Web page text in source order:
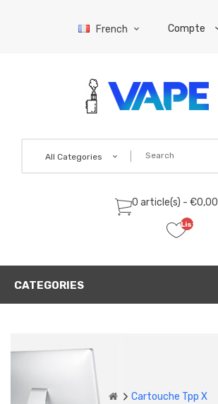
French Compte
All Categories
0 article(s) - €0,00
Liste
(0)
CATEGORIES
Cartouche Tpp X